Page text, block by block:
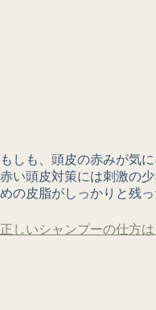
もしも、頭皮の赤みが気
赤い頭皮対策には刺激の
めの皮脂がしっかりと残
正しいシャンプーの仕方